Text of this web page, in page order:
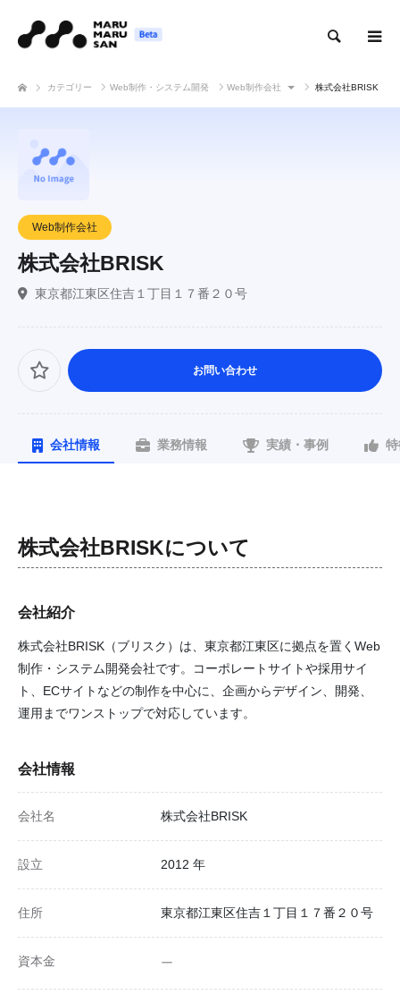
カテゴリー Web制作・システム開発 Web制作会社 株式会社BRISK
Web制作会社
株式会社BRISK
東京都江東区住吉１丁目１７番２０号
お問い合わせ
会社情報 業務情報 実績・事例
株式会社BRISKについて
会社紹介
株式会社BRISK（ブリスク）は、東京都江東区に拠点を置くWeb
制作・システム開発会社です。コーポレートサイトや採用サイ
ト、ECサイトなどの制作を中心に、企画からデザイン、開発、
運用までワンストップで対応しています。
会社情報
会社名 株式会社BRISK
設立 2012 年
住所 東京都江東区住吉１丁目１７番２０号
資本金 ー